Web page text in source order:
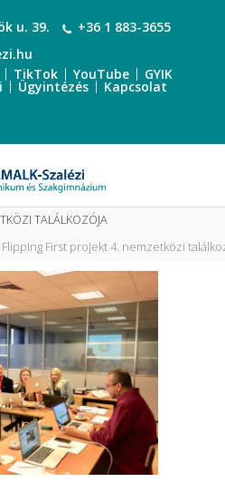
u. 39.
+36 1 883-3655
TikTok YouTube GYIK
Ügyintézés Kapcsolat
TALÁLKOZÓJA
Flipping First projekt 4. nemzetközi